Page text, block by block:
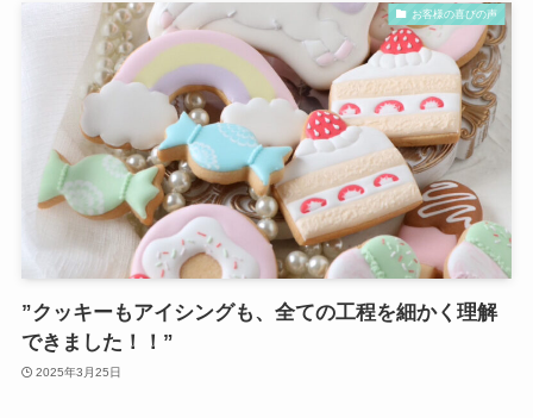
お客様の喜びの声
”クッキーもアイシングも、全ての工程を細かく理解
できました！！”
2025年3月25日